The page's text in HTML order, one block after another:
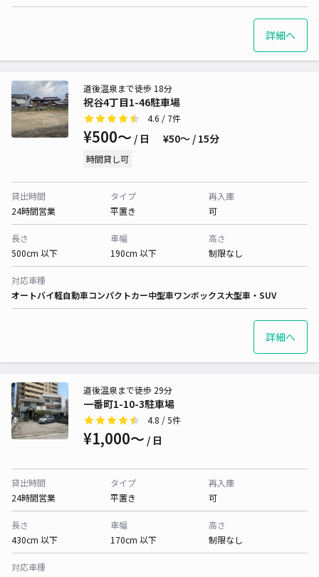
詳細へ
祝谷4丁目1-46駐車場
道後温泉まで徒歩 18分
4.6 / 7件
¥500〜 / 日 ¥50〜 / 15分
時間貸し可
貸出時間
24時間営業
タイプ
平置き
再入庫
可
長さ
500cm 以下
車幅
190cm 以下
高さ
制限なし
対応車種
オートバイ軽自動車コンパクトカー中型車ワンボックス大型車・SUV
詳細へ
一番町1-10-3駐車場
道後温泉まで徒歩 29分
4.8 / 5件
¥1,000〜 / 日
貸出時間
24時間営業
タイプ
平置き
再入庫
可
長さ
430cm 以下
車幅
170cm 以下
高さ
制限なし
対応車種